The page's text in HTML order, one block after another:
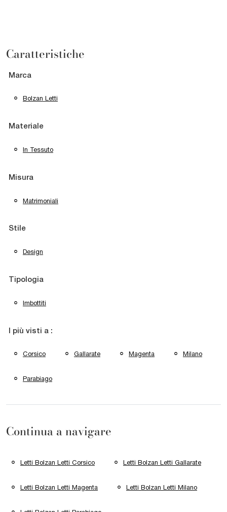
Caratteristiche
Marca
Bolzan Letti
Materiale
In Tessuto
Misura
Matrimoniali
Stile
Design
Tipologia
Imbottiti
I più visti a :
Corsico Gallarate Magenta Milano
Parabiago
Continua a navigare
Letti Bolzan Letti Corsico Letti Bolzan Letti Gallarate
Letti Bolzan Letti Magenta Letti Bolzan Letti Milano